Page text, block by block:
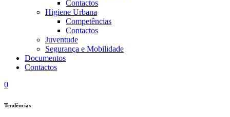
Contactos
Higiene Urbana
Competências
Contactos
Juventude
Segurança e Mobilidade
Documentos
Contactos
0
Tendências